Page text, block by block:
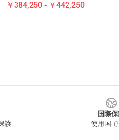
￥384,250 - ￥442,250
護
国際
使用国